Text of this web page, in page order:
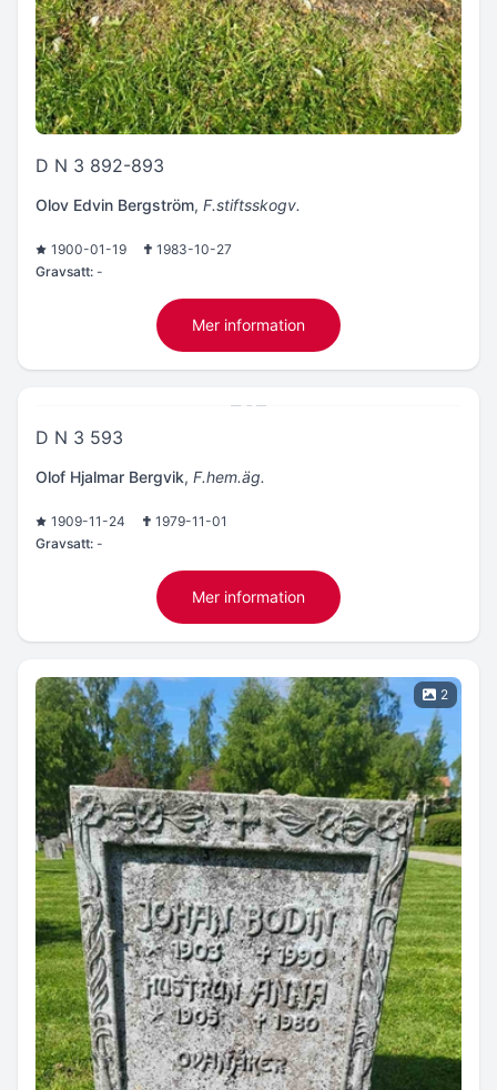
D N 3 892-893
Olov Edvin Bergström, F.stiftsskogv.
1900-01-19
1983-10-27
Gravsatt: -
Mer information
D N 3 593
Olof Hjalmar Bergvik, F.hem.äg.
1909-11-24
1979-11-01
Gravsatt: -
Mer information
2